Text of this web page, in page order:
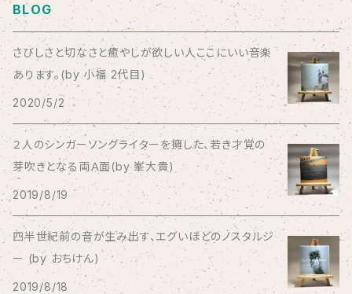
Bad Operation
Bagus!
BBBBBBB
The BEG
The Beths
THE BLACK SHANSONS
BLOG
さびしさと切なさと癒やしが欲しい人ここにいい音楽
あります。(by 小福 2代目)
2020/5/2
２人のシンガーソングライターを擁した、若き才覚の
芽吹きとなる両Ａ面(by 峯大貴)
2019/8/19
四半世紀前の音が生み出す、エグいほどのノスタルジ
ー (by おちけん)
2019/8/18